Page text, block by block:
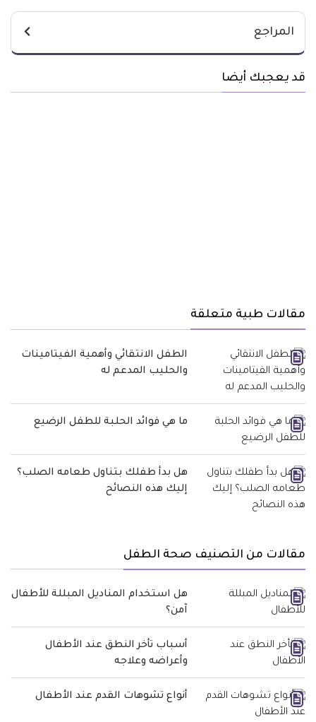
المراجع
قد يعجبك أيضا
مقالات طبية متعلقة
الطفل الانتقائي وأهمية الفيتامينات
والحليب المدعم له
ما هي فوائد الحلبة للطفل الرضيع
هل بدأ طفلك بتناول طعامه الصلب؟
إليك هذه النصائح
مقالات من التصنيف صحة الطفل
هل استخدام المناديل المبللة للأطفال
آمن؟
أسباب تأخر النطق عند الأطفال
وأعراضه وعلاجه
أنواع تشوهات القدم عند الأطفال